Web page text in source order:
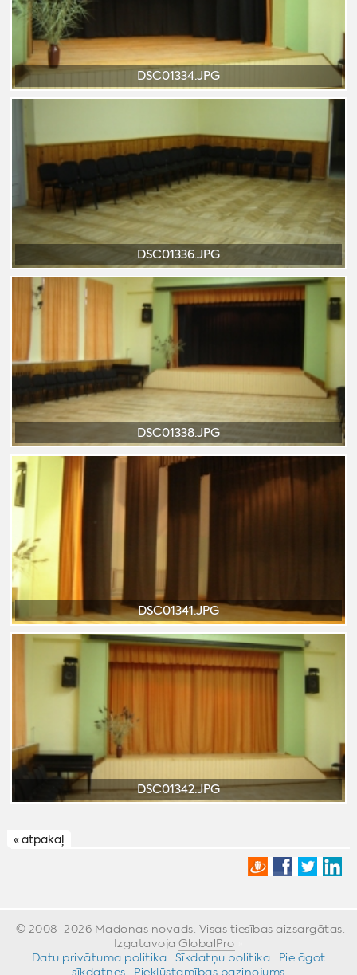
« atpakaļ
© 2008-2026 Madonas novads. Visas tiesības aizsargātas.
Izgatavoja GlobalPro
Datu privātuma politika
Sīkdatņu politika
Pielāgot
sīkdatnes
Piekļūstamības paziņojums